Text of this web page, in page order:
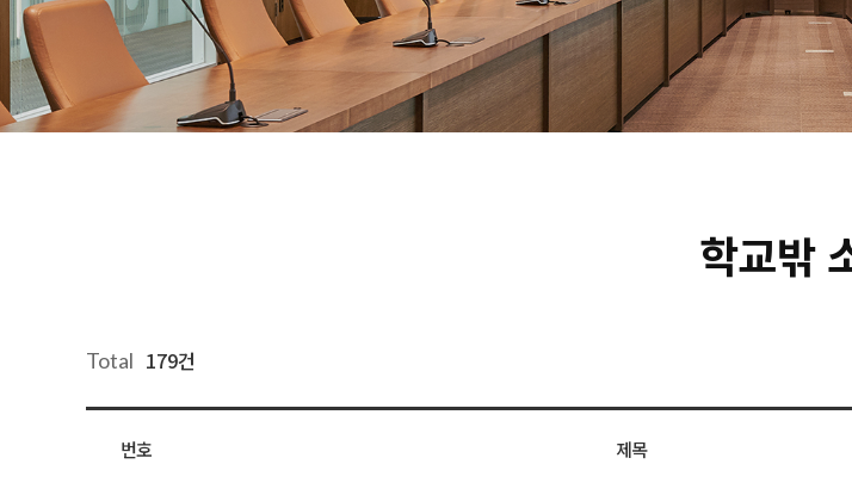
학교밖
Total 179건
번호 제목